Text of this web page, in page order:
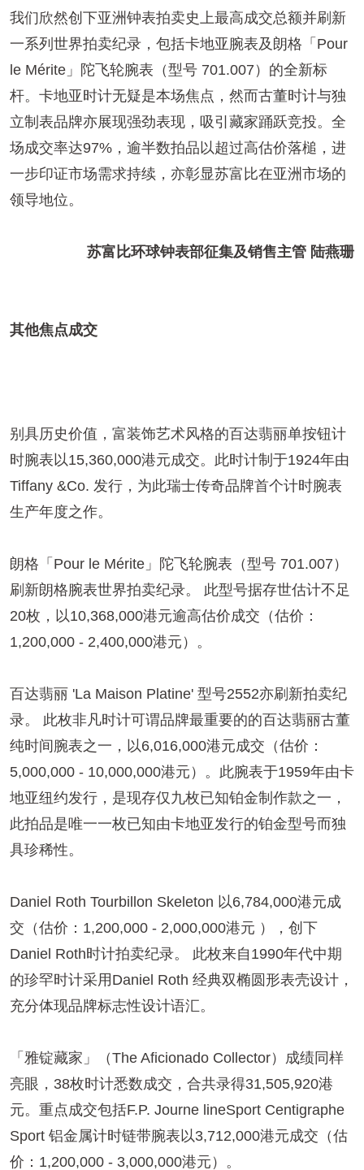
我们欣然创下亚洲钟表拍卖史上最高成交总额并刷新
一系列世界拍卖纪录，包括卡地亚腕表及朗格「Pour
le Mérite」陀飞轮腕表（型号 701.007）的全新标
杆。卡地亚时计无疑是本场焦点，然而古董时计与独
立制表品牌亦展现强劲表现，吸引藏家踊跃竞投。全
场成交率达97%，逾半数拍品以超过高估价落槌，进
一步印证市场需求持续，亦彰显苏富比在亚洲市场的
领导地位。
苏富比环球钟表部征集及销售主管 陆燕珊
其他焦点成交
别具历史价值，富装饰艺术风格的百达翡丽单按钮计
时腕表以15,360,000港元成交。此时计制于1924年由
Tiffany &Co. 发行，为此瑞士传奇品牌首个计时腕表
生产年度之作。
朗格「Pour le Mérite」陀飞轮腕表（型号 701.007）
刷新朗格腕表世界拍卖纪录。 此型号据存世估计不足
20枚，以10,368,000港元逾高估价成交（估价：
1,200,000 - 2,400,000港元）。
百达翡丽 'La Maison Platine' 型号2552亦刷新拍卖纪
录。 此枚非凡时计可谓品牌最重要的的百达翡丽古董
纯时间腕表之一，以6,016,000港元成交（估价：
5,000,000 - 10,000,000港元）。此腕表于1959年由卡
地亚纽约发行，是现存仅九枚已知铂金制作款之一，
此拍品是唯一一枚已知由卡地亚发行的铂金型号而独
具珍稀性。
Daniel Roth Tourbillon Skeleton 以6,784,000港元成
交（估价：1,200,000 - 2,000,000港元 ），创下
Daniel Roth时计拍卖纪录。 此枚来自1990年代中期
的珍罕时计采用Daniel Roth 经典双椭圆形表壳设计，
充分体现品牌标志性设计语汇。
「雅锭藏家」（The Aficionado Collector）成绩同样
亮眼，38枚时计悉数成交，合共录得31,505,920港
元。重点成交包括F.P. Journe lineSport Centigraphe
Sport 铝金属计时链带腕表以3,712,000港元成交（估
价：1,200,000 - 3,000,000港元）。